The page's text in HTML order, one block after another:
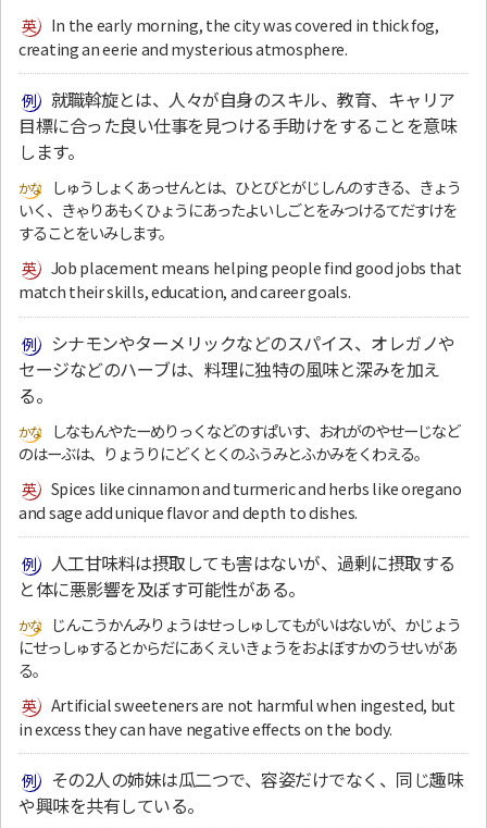
In the early morning, the city was covered in thick fog,
creating an eerie and mysterious atmosphere.
就職斡旋とは、人々が自身のスキル、教育、キャリア
目標に合った良い仕事を見つける手助けをすることを意味
します。
しゅうしょくあっせんとは、ひとびとがじしんのすきる、きょう
いく、きゃりあもくひょうにあったよいしごとをみつけるてだすけを
することをいみします。
Job placement means helping people find good jobs that
match their skills, education, and career goals.
シナモンやターメリックなどのスパイス、オレガノや
セージなどのハーブは、料理に独特の風味と深みを加え
る。
しなもんやたーめりっくなどのすぱいす、おれがのやせーじなど
のはーぶは、りょうりにどくとくのふうみとふかみをくわえる。
Spices like cinnamon and turmeric and herbs like oregano
and sage add unique flavor and depth to dishes.
人工甘味料は摂取しても害はないが、過剰に摂取する
と体に悪影響を及ぼす可能性がある。
じんこうかんみりょうはせっしゅしてもがいはないが、かじょう
にせっしゅするとからだにあくえいきょうをおよぼすかのうせいがあ
る。
Artificial sweeteners are not harmful when ingested, but
in excess they can have negative effects on the body.
その2人の姉妹は瓜二つで、容姿だけでなく、同じ趣味
や興味を共有している。